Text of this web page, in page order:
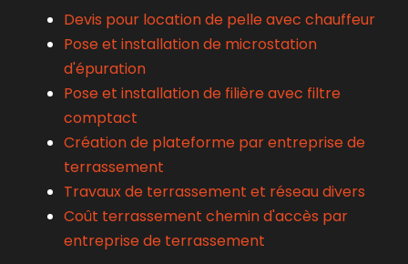
Devis pour location de pelle avec chauffeur
Pose et installation de microstation
d'épuration
Pose et installation de filière avec filtre
comptact
Création de plateforme par entreprise de
terrassement
Travaux de terrassement et réseau divers
Coût terrassement chemin d'accès par
entreprise de terrassement